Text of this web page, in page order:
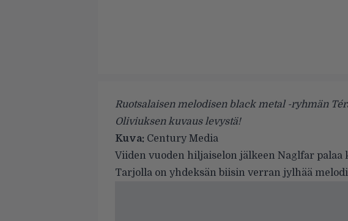
Ruotsalaisen melodisen black metal -ryhmän
Oliviuksen kuvaus levystä!
Kuva: Century Media
Viiden vuoden hiljaiselon jälkeen Naglfar palaa
Tarjolla on yhdeksän biisin verran jylhää